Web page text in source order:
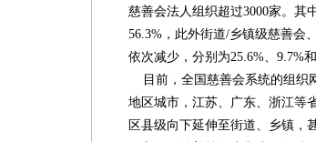
慈善会法人组织超过3000家。其
56.3%，此外街道/乡镇级慈善会
依次减少，分别为25.6%、9.7%和
目前，全国慈善会系统的组织
地区城市，江苏、广东、浙江等
区县级向下延伸至街道、乡镇，